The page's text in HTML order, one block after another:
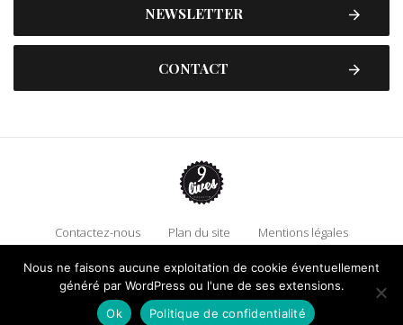
NEWSLETTER
CONTACT
Contactez-nous Plan du site
Mentions légales
Politique de confidentialité
Adhérez à 9 Lives
Faire un don !
Nous ne faisons aucune exploitation de cookie éventuellement
généré par WordPress ou l'une de ses extensions.
Ok
Politique de confidentialité